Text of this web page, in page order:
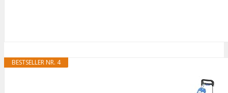
BESTSELLER NR. 4